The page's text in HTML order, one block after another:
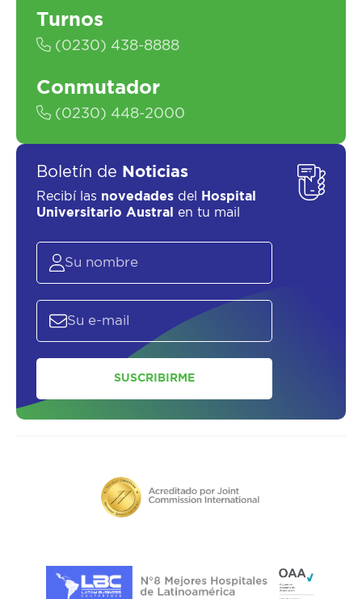
Turnos
(0230) 438-8888
Conmutador
(0230) 448-2000
Boletín de Noticias
Recibí las novedades del
Hospital
Universitario Austral
en tu mail
SUSCRIBIRME